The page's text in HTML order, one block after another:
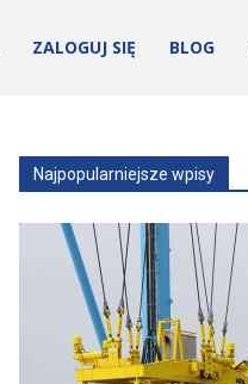
ZALOGUJ SIĘ BLOG
Najpopularniejsze wpisy